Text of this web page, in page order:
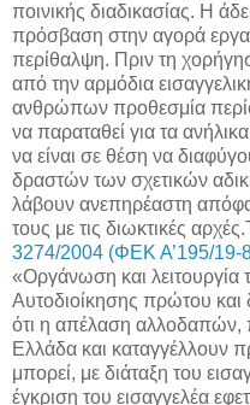
ποινικής διαδικασίας. Η
πρόσβαση στην αγορά
περίθαλψη. Πριν τη
από την αρμόδια
ανθρώπων προθεσμία
να παραταθεί για τα
να είναι σε θέση να
δραστών των σχετικών
λάβουν ανεπηρέαστη
τους με τις διωκτικές
3274/2004 (ΦΕΚ Α’195/19-
«Οργάνωση και
Αυτοδιοίκησης πρώτου
ότι η απέλαση αλλοδαπών,
Ελλάδα και καταγγέλλουν
μπορεί, με διάταξη του
έγκριση του εισαγγελέα